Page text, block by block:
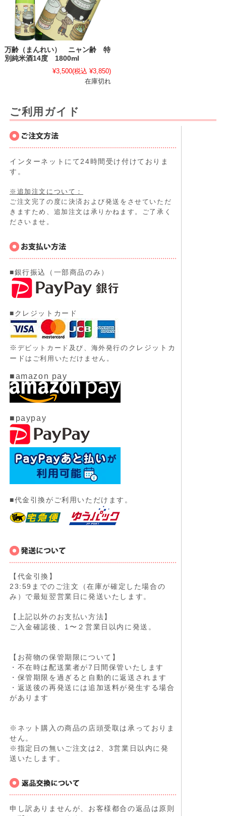
万齢（まんれい） ニャン齢 特
別純米酒14度 1800ml
¥3,500(税込 ¥3,850)
在庫切れ
ご利用ガイド
インターネットにて24時間受け付けておりま
す。
※追加注文について：
ご注文完了の度に決済および発送をさせていただ
きますため、追加注文は承りかねます。ご了承く
ださいませ。
■銀行振込（一部商品のみ）
■クレジットカード
※ デビットカード及び、 海外発行のクレジットカ
ード はご利用いただけません。
■amazon pay
■paypay
■代金引換がご利用いただけます。
【代金引換】
23:59までのご注文（在庫が確定した場合の
み）で最短翌営業日に発送いたします。
【上記以外のお支払い方法】
ご入金確認後、1〜２営業日以内に発送。
【お荷物の保管期限について】
・不在時は配送業者が7日間保管いたします
・保管期限を過ぎると自動的に返送されます
・返送後の再発送には追加送料が発生する場合
があります
※ネット購入の商品の店頭受取は承っておりま
せん。
※指定日の無いご注文は2、3営業日以内に発
送いたします。
申し訳ありませんが、お客様都合の返品は原則